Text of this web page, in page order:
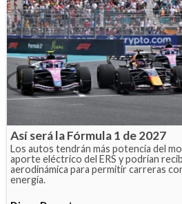
Así será la Fórmula 1 de 2027
Los autos tendrán más potencia del
aporte eléctrico del ERS y podrían
aerodinámica para permitir carreras
energía.